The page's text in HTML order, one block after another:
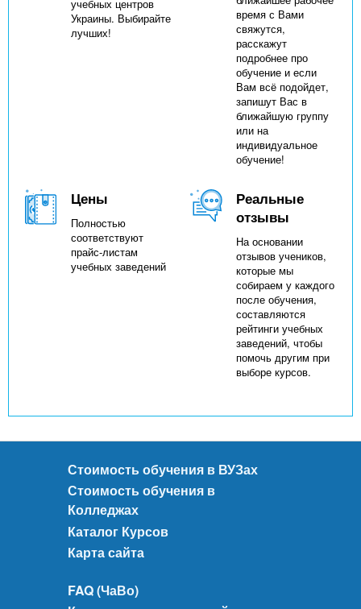
учебных центров
Украины. Выбирайте
лучших!
время с Вами
свяжутся,
расскажут
подробнее про
обучение и если
Вам всё подойдет,
запишут Вас в
ближайшую группу
или на
индивидуальное
обучение!
Цены
Полностью
соответствуют
прайс-листам
учебных заведений
Реальные
отзывы
На основании
отзывов учеников,
которые мы
собираем у каждого
после обучения,
составляются
рейтинги учебных
заведений, чтобы
помочь другим при
выборе курсов.
Стоимость обучения в ВУЗах
Стоимость обучения в
Колледжах
Каталог Курсов
Карта сайта
FAQ (ЧаВо)